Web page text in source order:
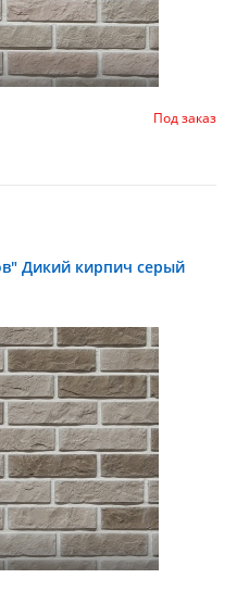
Под заказ
Дикий кирпич серый